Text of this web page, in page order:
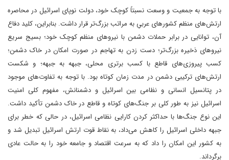
با توجه به جمعیت و وسعت نسبتاً کوچک خود، دولت نوپای اسرائیل در محاصره
ارتش‌های منظم کشورهای عربیِ به مراتب بزرگ‌تر قرار داشت. بنابراین، کلید دفاع
آن، توانایی در برابر حملات دشمن با نیروهای منظم کوچک خود؛ بسیج سریع
نیروهای ذخیره بزرگ‌تر؛ دست زدن به تهاجم در صورت امکان در خاک دشمن؛
کسب پیروزی‌های قاطع با کسب برتری محلی، جبهه به جبهه؛ و شکست
ارتش‌های ترکیبی دشمن در مدت زمان کوتاه بود. با توجه به تفاوت‌های موجود
در پتانسیل انسانی و نظامی بین اسرائیل و دشمنانش، مفهوم کلی امنیت
اسرائیل نیز به طور کلی بر جنگ‌های کوتاه و قاطع در خاک دشمن تأکید داشت.
این نوع جنگ‌ها با حداکثر کردن کارایی نظامی اسرائیل، در حالی که خطر برای
جبهه داخلی اسرائیل را کاهش می‌داد، به نقاط قوت ارتش اسرائیل تبدیل شد و
به کشور این امکان را داد که به سرعت اقتصاد و جامعه خود را به حالت عادی
برگرداند.